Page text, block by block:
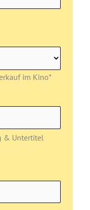
im Kino*
& Untertitel